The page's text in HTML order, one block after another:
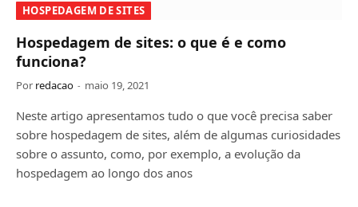
HOSPEDAGEM DE SITES
Hospedagem de sites: o que é e como
funciona?
Por redacao maio 19, 2021
Neste artigo apresentamos tudo o que você precisa saber
sobre hospedagem de sites, além de algumas curiosidades
sobre o assunto, como, por exemplo, a evolução da
hospedagem ao longo dos anos